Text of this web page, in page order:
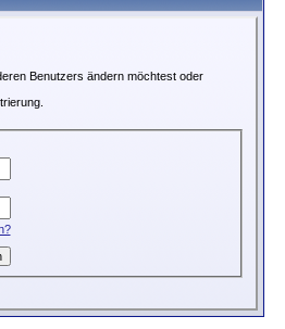
Benutzers ändern möchtest oder